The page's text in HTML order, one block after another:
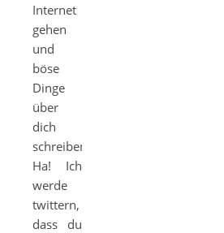
Internet
gehen
und
böse
Dinge
über
dich
schreiben!
Ha! Ich
werde
twittern,
dass du